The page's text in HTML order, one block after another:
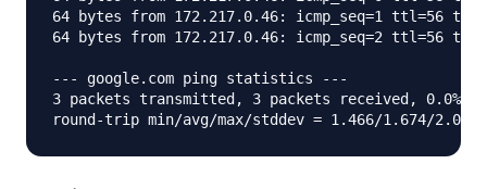
64 bytes from 172.217.0.46: icmp_seq=1 ttl=56
64 bytes from 172.217.0.46: icmp_seq=2 ttl=56
--- google.com ping statistics ---
3 packets transmitted, 3 packets received, 0.0%